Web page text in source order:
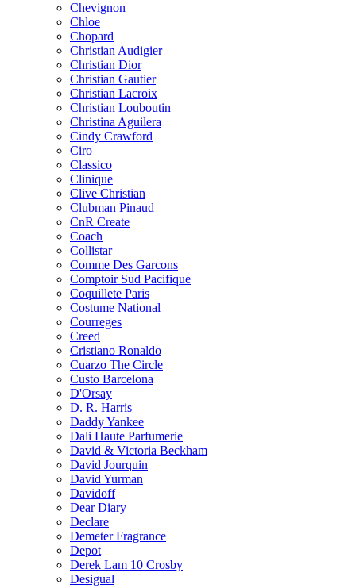
Chevignon
Chloe
Chopard
Christian Audigier
Christian Dior
Christian Gautier
Christian Lacroix
Christian Louboutin
Christina Aguilera
Cindy Crawford
Ciro
Classico
Clinique
Clive Christian
Clubman Pinaud
CnR Create
Coach
Collistar
Comme Des Garcons
Comptoir Sud Pacifique
Coquillete Paris
Costume National
Courreges
Creed
Cristiano Ronaldo
Cuarzo The Circle
Custo Barcelona
D'Orsay
D. R. Harris
Daddy Yankee
Dali Haute Parfumerie
David & Victoria Beckham
David Jourquin
David Yurman
Davidoff
Dear Diary
Declare
Demeter Fragrance
Depot
Derek Lam 10 Crosby
Desigual